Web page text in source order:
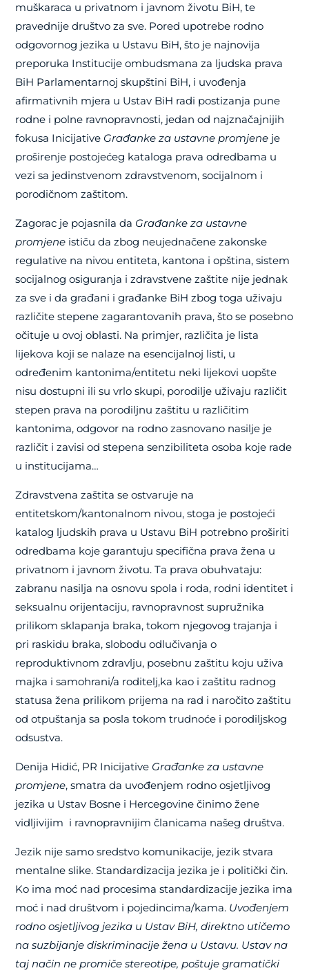
muškaraca u privatnom i javnom životu BiH, te
pravednije društvo za sve. Pored upotrebe rodno
odgovornog jezika u Ustavu BiH, što je najnovija
preporuka Institucije ombudsmana za ljudska prava
BiH Parlamentarnoj skupštini BiH, i uvođenja
afirmativnih mjera u Ustav BiH radi postizanja pune
rodne i polne ravnopravnosti, jedan od najznačajnijih
fokusa Inicijative Građanke za ustavne promjene je
proširenje postojećeg kataloga prava odredbama u
vezi sa jedinstvenom zdravstvenom, socijalnom i
porodičnom zaštitom.
Zagorac je pojasnila da Građanke za ustavne
promjene ističu da zbog neujednačene zakonske
regulative na nivou entiteta, kantona i opština, sistem
socijalnog osiguranja i zdravstvene zaštite nije jednak
za sve i da građani i građanke BiH zbog toga uživaju
različite stepene zagarantovanih prava, što se posebno
očituje u ovoj oblasti. Na primjer, različita je lista
lijekova koji se nalaze na esencijalnoj listi, u
određenim kantonima/entitetu neki lijekovi uopšte
nisu dostupni ili su vrlo skupi, porodilje uživaju različit
stepen prava na porodiljnu zaštitu u različitim
kantonima, odgovor na rodno zasnovano nasilje je
različit i zavisi od stepena senzibiliteta osoba koje rade
u institucijama…
Zdravstvena zaštita se ostvaruje na
entitetskom/kantonalnom nivou, stoga je postojeći
katalog ljudskih prava u Ustavu BiH potrebno proširiti
odredbama koje garantuju specifična prava žena u
privatnom i javnom životu. Ta prava obuhvataju:
zabranu nasilja na osnovu spola i roda, rodni identitet i
seksualnu orijentaciju, ravnopravnost supružnika
prilikom sklapanja braka, tokom njegovog trajanja i
pri raskidu braka, slobodu odlučivanja o
reproduktivnom zdravlju, posebnu zaštitu koju uživa
majka i samohrani/a roditelj,ka kao i zaštitu radnog
statusa žena prilikom prijema na rad i naročito zaštitu
od otpuštanja sa posla tokom trudnoće i porodiljskog
odsustva.
Denija Hidić, PR Inicijative Građanke za ustavne
promjene, smatra da uvođenjem rodno osjetljivog
jezika u Ustav Bosne i Hercegovine činimo žene
vidljivijim i ravnopravnijim članicama našeg društva.
Jezik nije samo sredstvo komunikacije, jezik stvara
mentalne slike. Standardizacija jezika je i politički čin.
Ko ima moć nad procesima standardizacije jezika ima
moć i nad društvom i pojedincima/kama. Uvođenjem
rodno osjetljivog jezika u Ustav BiH, direktno utičemo
na suzbijanje diskriminacije žena u Ustavu. Ustav na
taj način ne promiče stereotipe, poštuje gramatički